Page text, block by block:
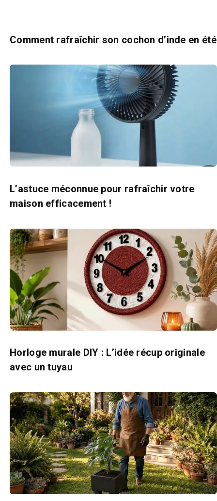
Comment rafraîchir son cochon d’inde en été
L’astuce méconnue pour rafraîchir votre
maison efficacement !
Horloge murale DIY : L’idée récup originale
avec un tuyau